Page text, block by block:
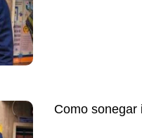
Como sonegar